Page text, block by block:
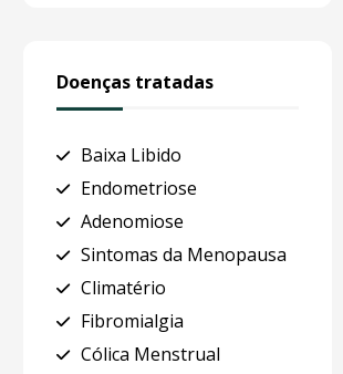
Doenças tratadas
Baixa Libido
Endometriose
Adenomiose
Sintomas da Menopausa
Climatério
Fibromialgia
Cólica Menstrual